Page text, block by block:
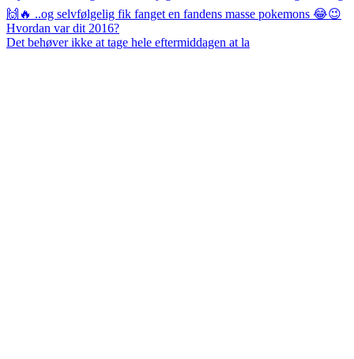
Det behøver ikke at tage hele eftermiddagen at la